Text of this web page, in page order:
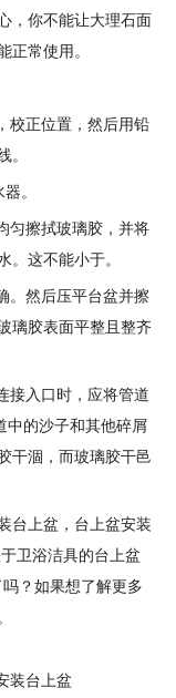
，你不能让大理石面
正常使用。
校正位置，然后用铅
。
。
匀擦拭玻璃胶，并将
。这不能小于。
。然后压平台盆并擦
璃胶表面平整且整齐
接入口时，应将管道
中的沙子和其他碎屑
干涸，而玻璃胶干邑
台上盆，台上盆安装
卫浴洁具的台上盆
？如果想了解更多
装台上盆